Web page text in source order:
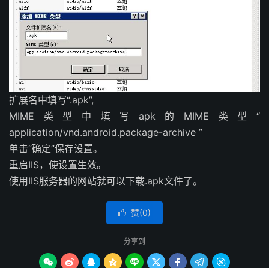
扩展名中填写“.apk”,
MIME类型中填写apk的MIME类型“
application/vnd.android.package-archive ”
单击“确定”保存设置。
重启IIS，使设置生效。
使用IIS服务器的网站就可以下载.apk文件了。
 赞(0)
分享到
        